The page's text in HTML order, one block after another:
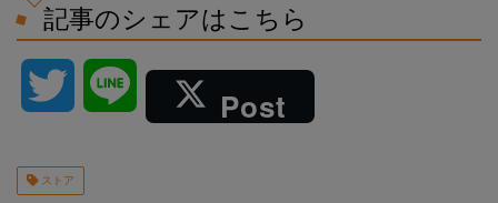
記事のシェアはこちら
i
Post
ストア